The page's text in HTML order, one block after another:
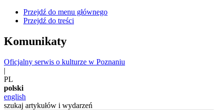
Przejdź do menu głównego
Przejdź do treści
Komunikaty
Oficjalny serwis o kulturze w Poznaniu
|
PL
polski
english
szukaj artykułów i wydarzeń